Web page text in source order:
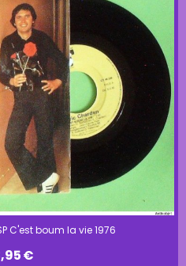
C'est boum la vie 1976
€